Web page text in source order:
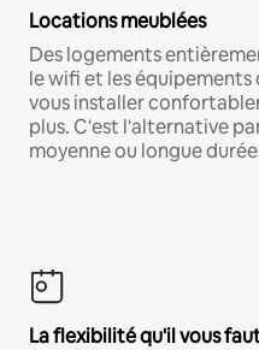
Locations meublées
Des logements
le wifi et les
vous installer
plus. C'est l'alternative
moyenne ou longue
La flexibilité qu'il vous